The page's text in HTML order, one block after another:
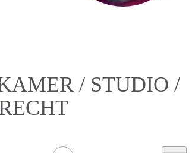
Alle veelgestelde vragen
/ STUDIO /